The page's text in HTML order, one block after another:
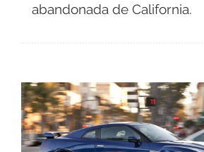
abandonada de California.